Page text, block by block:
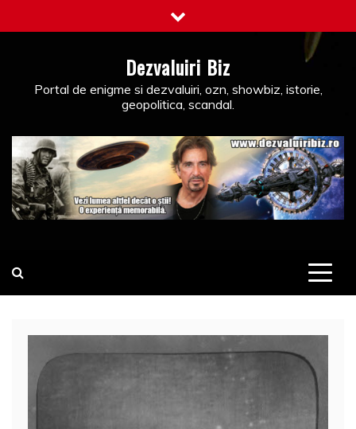
to
Dezvaluiri Biz
Portal de enigme si dezvaluiri, ozn, showbiz, istorie,
geopolitica, scandal.